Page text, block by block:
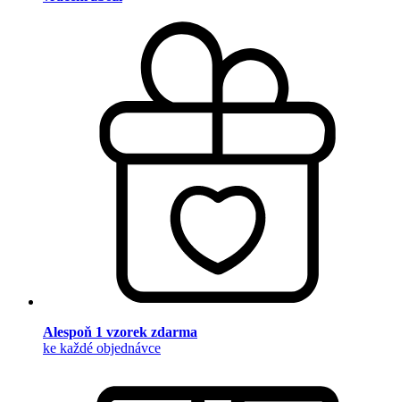
Alespoň 1 vzorek zdarma
ke každé objednávce